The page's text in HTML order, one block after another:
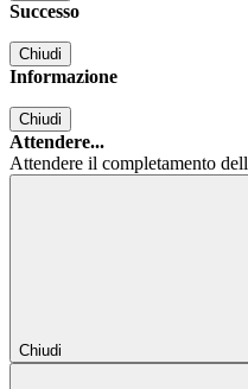
Successo
Chiudi
Informazione
Chiudi
Attendere...
Attendere il completamento
Chiudi